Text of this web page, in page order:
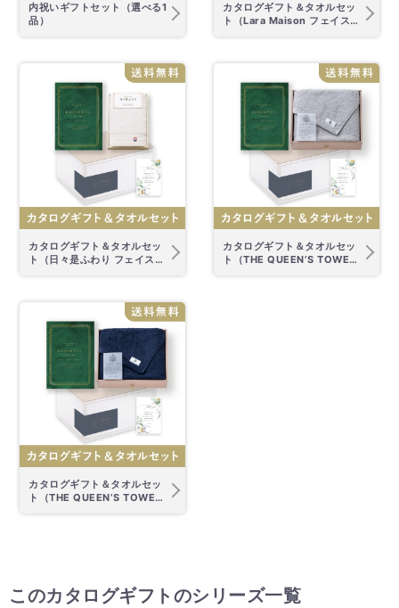
内祝いギフトセット（選べる1
品）
カタログギフト＆タオルセッ
ト（Lara Maison フェイスタ
カタログギフト＆タオルセッ
ト（日々是ふわり フェイスタ
カタログギフト＆タオルセッ
ト（THE QUEEN’S TOWEL
カタログギフト＆タオルセッ
ト（THE QUEEN’S TOWEL
このカタログギフトのシリーズ一覧